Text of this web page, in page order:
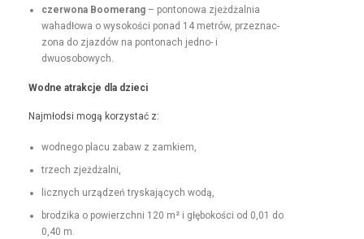
czer­wona Boomerang– pontonowa zjeżdżal­nia
wahadłowa o wysokoś­ci pon­ad 14 metrów, przez­nac­
zona do zjazdów na pon­tonach jed­no- i
dwuosobowych.
Wodne atrakc­je dla dzieci
Najmłod­si mogą korzys­tać z:
wod­nego placu zabaw z zamkiem,
trzech zjeżdżal­ni,
licznych urządzeń tryska­ją­cych wodą,
brodzi­ka o powierzch­ni 120 m² i głębokoś­ci od 0,01 do
0,40 m.